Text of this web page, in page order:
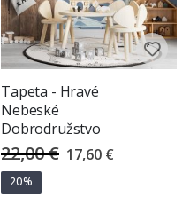
Tapeta - Hravé
Nebeské
Dobrodružstvo
22,00 € Special
Price
17,60 €
20%